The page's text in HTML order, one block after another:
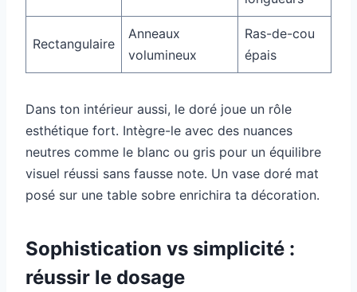
Rectangulaire
Anneaux
volumineux
Ras-de-cou
épais
Dans ton intérieur aussi, le doré joue un rôle
esthétique fort. Intègre-le avec des nuances
neutres comme le blanc ou gris pour un équilibre
visuel réussi sans fausse note. Un vase doré mat
posé sur une table sobre enrichira ta décoration.
Sophistication vs simplicité :
réussir le dosage